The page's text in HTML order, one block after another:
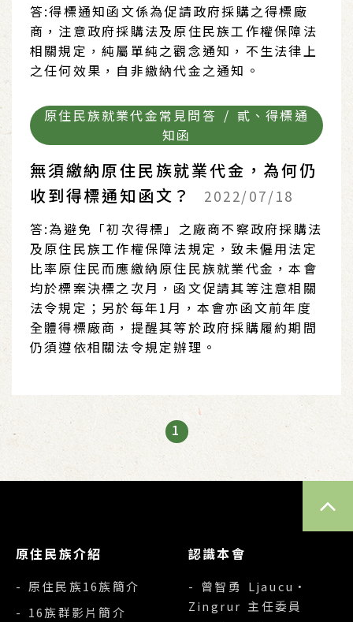
答:得標通知函文係為促請政府採購之得標廠
商，注意政府採購法及原住民族工作權保障法
相關規定，純屬單純之觀念通知，不生法律上
之任何效果，自非繳納代金之通知。
原住民族就業代金常見問答 / 貳、得標通
知函
無須繳納原住民族就業代金，為何仍
收到得標通知函文？
2022/07/18
答:為避免「初次得標」之廠商不察政府採購法
及原住民族工作權保障法規定，致未僱用法定
比率原住民而應繳納原住民族就業代金，本會
均於標案決標之次月，函文促請其等注意相關
法令規定；另於每年1月，本會亦函文前年度
全體得標廠商，提醒其等於政府採購履約期間
仍須遵依相關法令規定辦理。
1
原住民族介紹
- 原住民族16族簡介
- 16族群影片簡介
認識本會
- 曾智勇 Ljaucu‧
Zingrur 主任委員